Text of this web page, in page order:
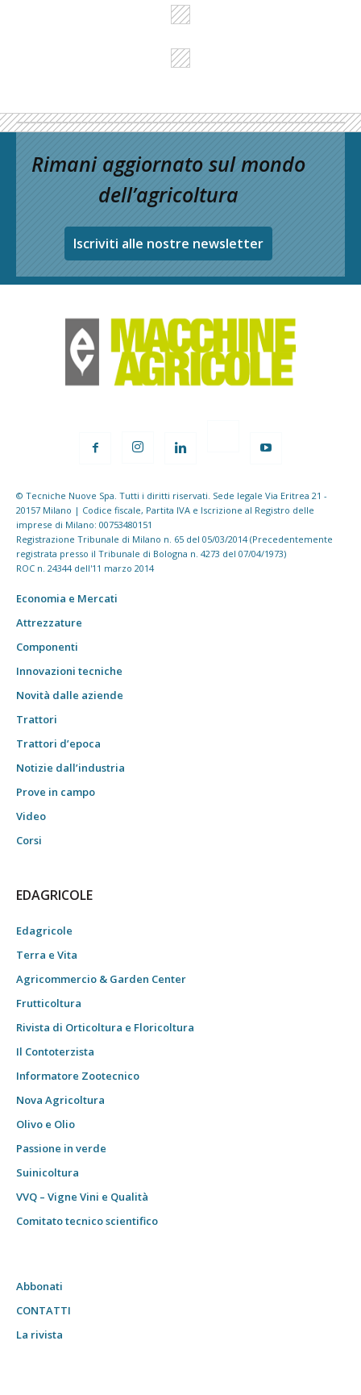
Rimani aggiornato sul mondo
dell’agricoltura
Iscriviti alle nostre newsletter
© Tecniche Nuove Spa. Tutti i diritti riservati. Sede legale Via Eritrea 21 -
20157 Milano | Codice fiscale, Partita IVA e Iscrizione al Registro delle
imprese di Milano: 00753480151
Registrazione Tribunale di Milano n. 65 del 05/03/2014 (Precedentemente
registrata presso il Tribunale di Bologna n. 4273 del 07/04/1973)
ROC n. 24344 dell'11 marzo 2014
Economia e Mercati
Attrezzature
Componenti
Innovazioni tecniche
Novità dalle aziende
Trattori
Trattori d’epoca
Notizie dall’industria
Prove in campo
Video
Corsi
EDAGRICOLE
Edagricole
Terra e Vita
Agricommercio & Garden Center
Frutticoltura
Rivista di Orticoltura e Floricoltura
Il Contoterzista
Informatore Zootecnico
Nova Agricoltura
Olivo e Olio
Passione in verde
Suinicoltura
VVQ – Vigne Vini e Qualità
Comitato tecnico scientifico
Abbonati
CONTATTI
La rivista